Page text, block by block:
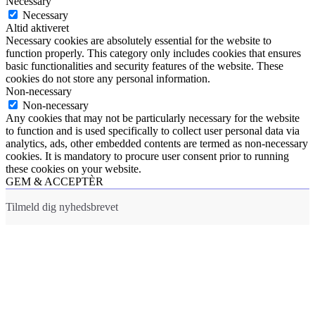
Necessary
Altid aktiveret
Necessary cookies are absolutely essential for the website to
function properly. This category only includes cookies that ensures
basic functionalities and security features of the website. These
cookies do not store any personal information.
Non-necessary
Non-necessary
Any cookies that may not be particularly necessary for the website
to function and is used specifically to collect user personal data via
analytics, ads, other embedded contents are termed as non-necessary
cookies. It is mandatory to procure user consent prior to running
these cookies on your website.
GEM & ACCEPTÈR
Tilmeld dig nyhedsbrevet